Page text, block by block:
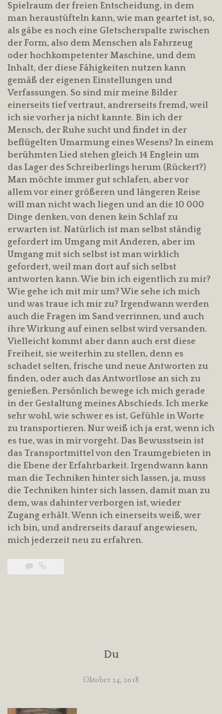
Spielraum der freien Entscheidung, in dem
man heraustüfteln kann, wie man geartet ist, so,
als gäbe es noch eine Gletscherspalte zwischen
der Form, also dem Menschen als Fahrzeug
oder hochkompetenter Maschine, und dem
Inhalt, der diese Fähigkeiten nutzen kann
gemäß der eigenen Einstellungen und
Verfassungen. So sind mir meine Bilder
einerseits tief vertraut, andrerseits fremd, weil
ich sie vorher ja nicht kannte. Bin ich der
Mensch, der Ruhe sucht und findet in der
beflügelten Umarmung eines Wesens? In einem
berühmten Lied stehen gleich 14 Englein um
das Lager des Schreiberlings herum (Rückert?)
Man möchte immer gut schlafen, aber vor
allem vor einer größeren und längeren Reise
will man nicht wach liegen und an die 10 000
Dinge denken, von denen kein Schlaf zu
erwarten ist. Natürlich ist man selbst ständig
gefordert im Umgang mit Anderen, aber im
Umgang mit sich selbst ist man wirklich
gefordert, weil man dort auf sich selbst
antworten kann. Wie bin ich eigentlich zu mir?
Wie gehe ich mit mir um? Wie sehe ich mich
und was traue ich mir zu? Irgendwann werden
auch die Fragen im Sand verrinnen, und auch
ihre Wirkung auf einen selbst wird versanden.
Vielleicht kommt aber dann auch erst diese
Freiheit, sie weiterhin zu stellen, denn es
schadet selten, frische und neue Antworten zu
finden, oder auch das Antwortlose an sich zu
genießen. Persönlich bewege ich mich gerade
in der Gestaltung meines Abschieds. Ich merke
sehr wohl, wie schwer es ist, Gefühle in Worte
zu transportieren. Nur weiß ich ja erst, wenn ich
es tue, was in mir vorgeht. Das Bewusstsein ist
das Transportmittel von den Traumgebieten in
die Ebene der Erfahrbarkeit. Irgendwann kann
man die Techniken hinter sich lassen, ja, muss
die Techniken hinter sich lassen, damit man zu
dem, was dahinter verborgen ist, wieder
Zugang erhält. Wenn ich einerseits weiß, wer
ich bin, und andrerseits darauf angewiesen,
mich jederzeit neu zu erfahren.
Du
Oktober 24, 2018